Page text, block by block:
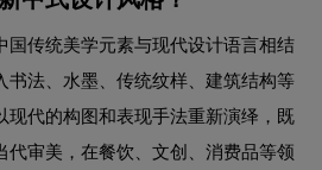
国传统美学元素与现代设计语言相结
书法、水墨、传统纹样、建筑结构等
现代的构图和表现手法重新演绎，既
代审美，在餐饮、文创、消费品等领